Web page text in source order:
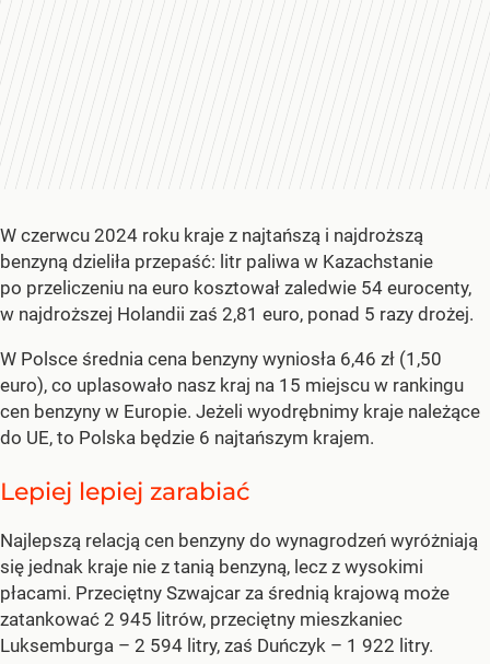
W czerwcu 2024 roku kraje z najtańszą i najdroższą
benzyną dzieliła przepaść: litr paliwa w Kazachstanie
po przeliczeniu na euro kosztował zaledwie 54 eurocenty,
w najdroższej Holandii zaś 2,81 euro, ponad 5 razy drożej.
W Polsce średnia cena benzyny wyniosła 6,46 zł (1,50
euro), co uplasowało nasz kraj na 15 miejscu w rankingu
cen benzyny w Europie. Jeżeli wyodrębnimy kraje należące
do UE, to Polska będzie 6 najtańszym krajem.
Lepiej lepiej zarabiać
Najlepszą relacją cen benzyny do wynagrodzeń wyróżniają
się jednak kraje nie z tanią benzyną, lecz z wysokimi
płacami. Przeciętny Szwajcar za średnią krajową może
zatankować 2 945 litrów, przeciętny mieszkaniec
Luksemburga – 2 594 litry, zaś Duńczyk – 1 922 litry.